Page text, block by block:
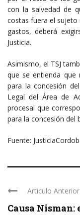
con la salvedad de
costas fuera el sujeto
gastos, deberá
Justicia.
Asimismo, el TSJ
que se entienda que
para la concesión
Legal del Área de
procesal que
para la concesión del
Fuente:
Articulo Anterior
Causa Nisman: